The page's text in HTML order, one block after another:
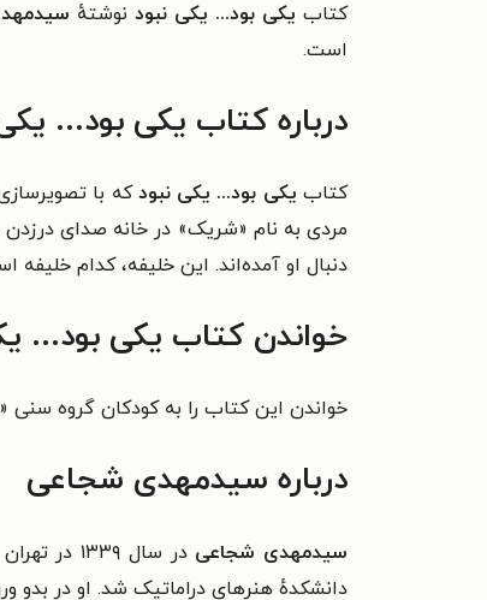
کتاب یکی بود... یکی نبودنوشتهٔ
است.
درباره کتاب یکی بود...
کتاب یکی بود... یکی نبودکه با
مردی به نام «شریک» در خانه صدای درزدن
دنبال او آمده‌اند. این خلیفه، کدام
خواندن کتاب یکی بود...
خواندن این کتاب را به کودکان گروه سنی
درباره سیدمهدی شجاعی
سیدمهدی شجاعی
در سال